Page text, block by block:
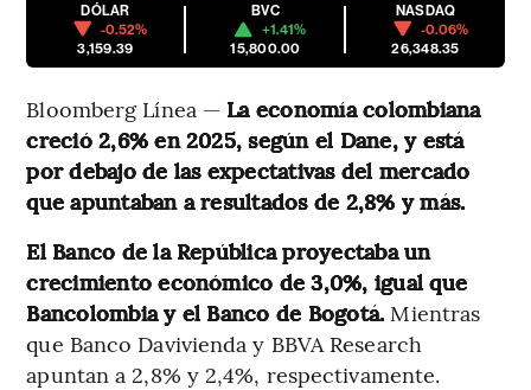
DÓLAR
-0.52%
3,159.39
BVC
+1.41%
15,800.00
NASDAQ
-0.06%
26,348.35
Bloomberg Línea — La economía colombiana
creció 2,6% en 2025, según el Dane, y está
por debajo de las expectativas del mercado
que apuntaban a resultados de 2,8% y más.
El Banco de la República proyectaba un
crecimiento económico de 3,0%, igual que
Bancolombia y el Banco de Bogotá. Mientras
que Banco Davivienda y BBVA Research
apuntan a 2,8% y 2,4%, respectivamente.